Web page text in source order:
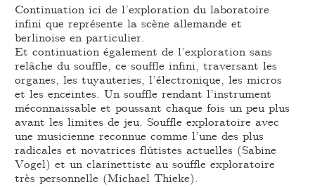
Continuation ici de l’exploration du laboratoire
infini que représente la scène allemande et
berlinoise en particulier.
Et continuation également de l’exploration sans
relâche du souffle, ce souffle infini, traversant les
organes, les tuyauteries, l’électronique, les micros
et les enceintes. Un souffle rendant l’instrument
méconnaissable et poussant chaque fois un peu plus
avant les limites de jeu. Souffle exploratoire avec
une musicienne reconnue comme l’une des plus
radicales et novatrices flûtistes actuelles (Sabine
Vogel) et un clarinettiste au souffle exploratoire
très personnelle (Michael Thieke).